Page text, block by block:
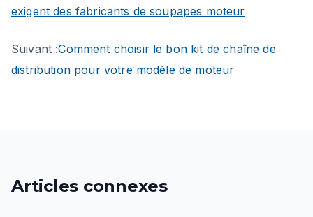
exigent des fabricants de soupapes moteur
Suivant :Comment choisir le bon kit de chaîne de
distribution pour votre modèle de moteur
Articles connexes